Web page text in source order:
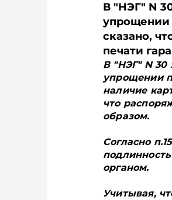
В "НЭГ" N
упрощении
сказано,
печати
В "НЭГ" N 30
упрощении
наличие
что
образом.
Согласно
органом.
Учитывая,